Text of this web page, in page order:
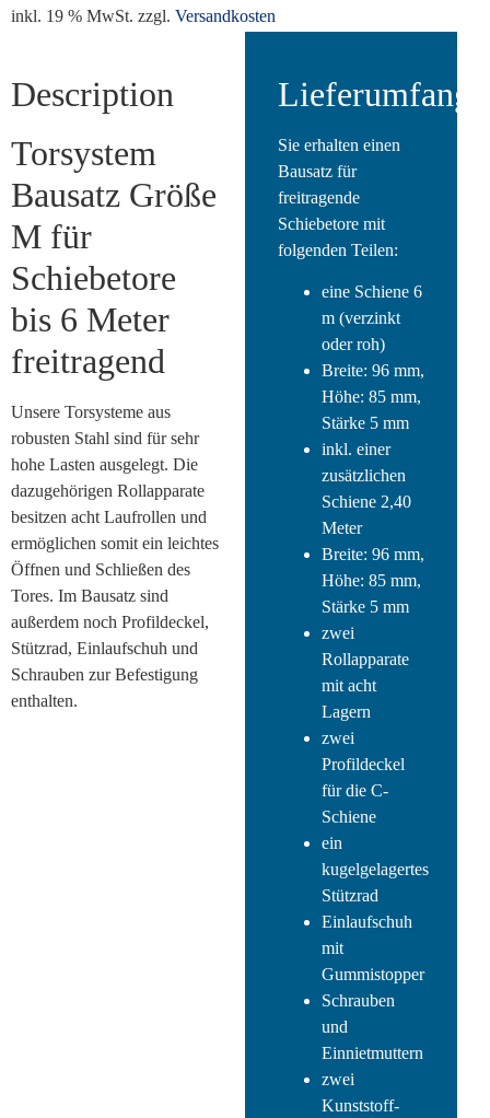
inkl. 19 % MwSt. zzgl. Versandkosten
Description
Torsystem
Bausatz Größe
M für
Schiebetore
bis 6 Meter
freitragend
Unsere Torsysteme aus
robusten Stahl sind für sehr
hohe Lasten ausgelegt. Die
dazugehörigen Rollapparate
besitzen acht Laufrollen und
ermöglichen somit ein leichtes
Öffnen und Schließen des
Tores. Im Bausatz sind
außerdem noch Profildeckel,
Stützrad, Einlaufschuh und
Schrauben zur Befestigung
enthalten.
Lieferumfang:
Sie erhalten einen
Bausatz für
freitragende
Schiebetore mit
folgenden Teilen:
eine Schiene 6
m (verzinkt
oder roh)
Breite: 96 mm,
Höhe: 85 mm,
Stärke 5 mm
inkl. einer
zusätzlichen
Schiene 2,40
Meter
Breite: 96 mm,
Höhe: 85 mm,
Stärke 5 mm
zwei
Rollapparate
mit acht
Lagern
zwei
Profildeckel
für die C-
Schiene
ein
kugelgelagertes
Stützrad
Einlaufschuh
mit
Gummistopper
Schrauben
und
Einnietmuttern
zwei
Kunststoff-